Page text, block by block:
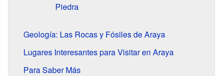
Piedra
Geología: Las Rocas y Fósiles de Araya
Lugares Interesantes para Visitar en Araya
Para Saber Más